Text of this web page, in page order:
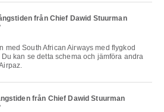
från Chief Dawid Stuurman
kan se detta schema och jämföra andra
från Chief Dawid Stuurman